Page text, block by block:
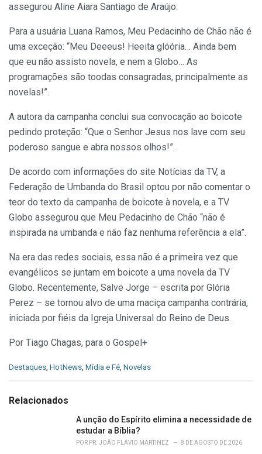
assegurou Aline Aiara Santiago de Araújo.
Para a usuária Luana Ramos, Meu Pedacinho de Chão não é
uma exceção: “Meu Deeeus! Heeita glóória… Ainda bem
que eu não assisto novela, e nem a Globo… As
programações são toodas consagradas, principalmente as
novelas!”.
A autora da campanha conclui sua convocação ao boicote
pedindo proteção: “Que o Senhor Jesus nos lave com seu
poderoso sangue e abra nossos olhos!”.
De acordo com informações do site Notícias da TV, a
Federação de Umbanda do Brasil optou por não comentar o
teor do texto da campanha de boicote à novela, e a TV
Globo assegurou que Meu Pedacinho de Chão “não é
inspirada na umbanda e não faz nenhuma referência a ela”.
Na era das redes sociais, essa não é a primeira vez que
evangélicos se juntam em boicote a uma novela da TV
Globo. Recentemente, Salve Jorge – escrita por Glória
Perez – se tornou alvo de uma maciça campanha contrária,
iniciada por fiéis da Igreja Universal do Reino de Deus.
Por Tiago Chagas, para o Gospel+
C
e
Destaques HotNews Mídia e Fé Novelas
Relacionados
A unção do Espírito elimina a necessidade de
estudar a Bíblia?
POR PR. JOÃO FLÁVIO MARTINEZ 8 DE AGOSTO DE 2026